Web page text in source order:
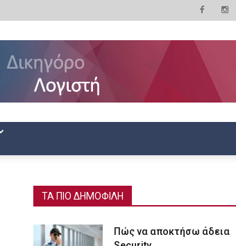
ΤΑ ΠΙΟ ΔΗΜΟΦΙΛΗ
Πώς να αποκτήσω άδεια